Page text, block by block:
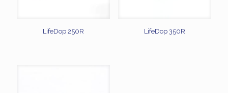
LifeDop 250R LifeDop 350R